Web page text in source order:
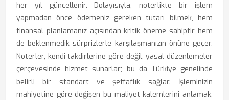
her yıl güncellenir. Dolayısıyla, noterlikte bir işlem
yapmadan önce ödemeniz gereken tutarı bilmek, hem
finansal planlamanız açısından kritik öneme sahiptir hem
de beklenmedik sürprizlerle karşılaşmanızın önüne geçer.
Noterler, kendi takdirlerine göre değil, yasal düzenlemeler
çerçevesinde hizmet sunarlar; bu da Türkiye genelinde
belirli bir standart ve şeffaflık sağlar. İşleminizin
mahiyetine göre değişen bu maliyet kalemlerini anlamak,